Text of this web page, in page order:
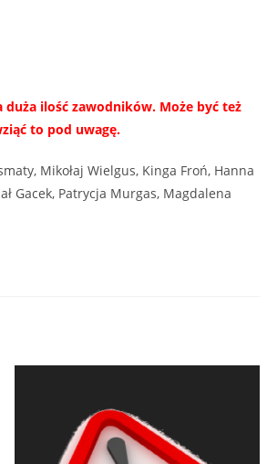
duża ilość zawodników. Może być też
to pod uwagę.
Mikołaj Wielgus, Kinga Froń, Hanna
Gacek, Patrycja Murgas, Magdalena